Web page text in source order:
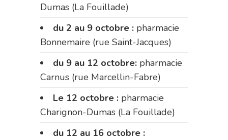
Dumas (La Fouillade)
du 2 au 9 octobre : pharmacie
Bonnemaire (rue Saint-Jacques)
du 9 au 12 octobre: pharmacie
Carnus (rue Marcellin-Fabre)
Le 12 octobre : pharmacie
Charignon-Dumas (La Fouillade)
du 12 au 16 octobre :